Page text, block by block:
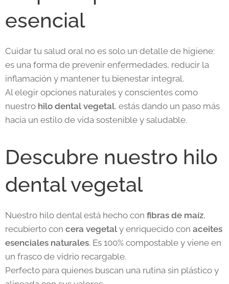
esencial
Cuidar tu salud oral no es solo un detalle de higiene:
es una forma de prevenir enfermedades, reducir la
inflamación y mantener tu bienestar integral.
Al elegir opciones naturales y conscientes como
nuestro hilo dental vegetal, estás dando un paso más
hacia un estilo de vida sostenible y saludable.
Descubre nuestro hilo
dental vegetal
Nuestro hilo dental está hecho con fibras de maíz,
recubierto con cera vegetal y enriquecido con aceites
esenciales naturales. Es 100% compostable y viene en
un frasco de vidrio recargable.
Perfecto para quienes buscan una rutina sin plástico y